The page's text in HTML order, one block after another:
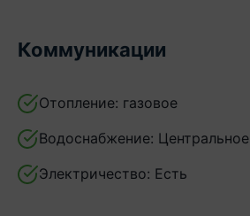
Коммуникации
Отопление: газовое
Водоснабжение: Центральное
Электричество: Есть